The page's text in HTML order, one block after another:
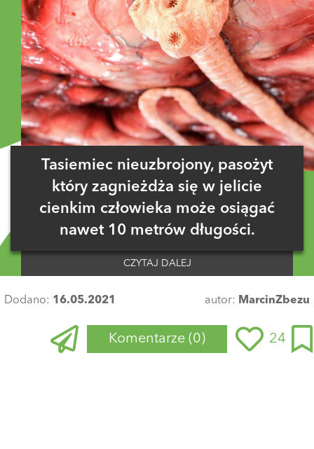
Tasiemiec nieuzbrojony, pasożyt
który zagnieżdża się w jelicie
cienkim człowieka może osiągać
nawet 10 metrów długości.
CZYTAJ DALEJ
Dodano: 16.05.2021 autor: MarcinZbezu
Komentarze (0) 24